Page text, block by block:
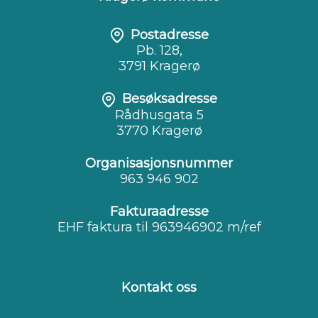
Postadresse
Pb. 128,
3791 Kragerø
Besøksadresse
Rådhusgata 5
3770 Kragerø
Organisasjonsnummer
963 946 902
Fakturaadresse
EHF faktura til 963946902 m/ref
Kontakt oss